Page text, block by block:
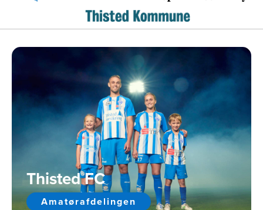
Thisted FC
Amatørafdelingen